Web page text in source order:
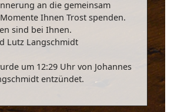
an die gemeinsam
Ihnen Trost spenden.
sind bei Ihnen.
Lutz Langschmidt
um 12:29 Uhr von Johannes
entzündet.